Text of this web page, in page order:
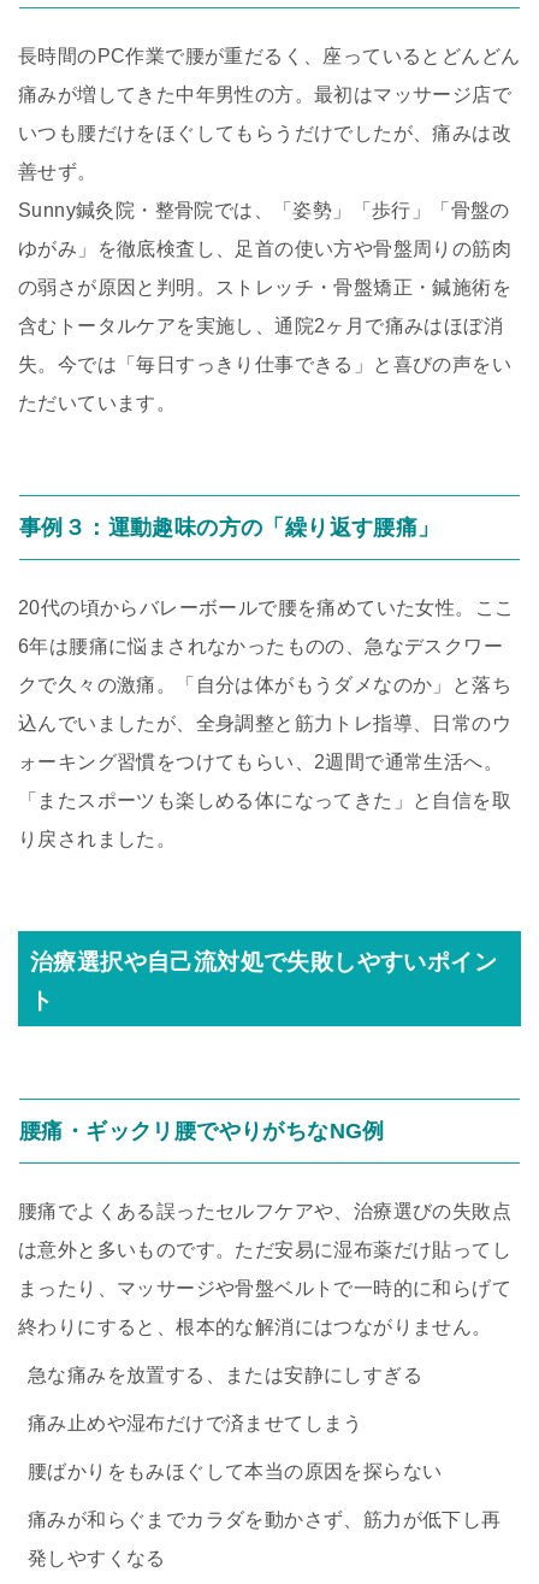
長時間のPC作業で腰が重だるく、座っているとどんどん
痛みが増してきた中年男性の方。最初はマッサージ店で
いつも腰だけをほぐしてもらうだけでしたが、痛みは改
善せず。
Sunny鍼灸院・整骨院では、「姿勢」「歩行」「骨盤の
ゆがみ」を徹底検査し、足首の使い方や骨盤周りの筋肉
の弱さが原因と判明。ストレッチ・骨盤矯正・鍼施術を
含むトータルケアを実施し、通院2ヶ月で痛みはほぼ消
失。今では「毎日すっきり仕事できる」と喜びの声をい
ただいています。
事例３：運動趣味の方の「繰り返す腰痛」
20代の頃からバレーボールで腰を痛めていた女性。ここ
6年は腰痛に悩まされなかったものの、急なデスクワー
クで久々の激痛。「自分は体がもうダメなのか」と落ち
込んでいましたが、全身調整と筋力トレ指導、日常のウ
ォーキング習慣をつけてもらい、2週間で通常生活へ。
「またスポーツも楽しめる体になってきた」と自信を取
り戻されました。
治療選択や自己流対処で失敗しやすいポイン
ト
腰痛・ギックリ腰でやりがちなNG例
腰痛でよくある誤ったセルフケアや、治療選びの失敗点
は意外と多いものです。ただ安易に湿布薬だけ貼ってし
まったり、マッサージや骨盤ベルトで一時的に和らげて
終わりにすると、根本的な解消にはつながりません。
急な痛みを放置する、または安静にしすぎる
痛み止めや湿布だけで済ませてしまう
腰ばかりをもみほぐして本当の原因を探らない
痛みが和らぐまでカラダを動かさず、筋力が低下し再
発しやすくなる